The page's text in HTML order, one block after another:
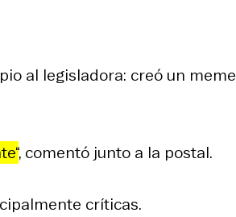
al legisladora: creó un meme
“, comentó junto a la postal.
críticas.